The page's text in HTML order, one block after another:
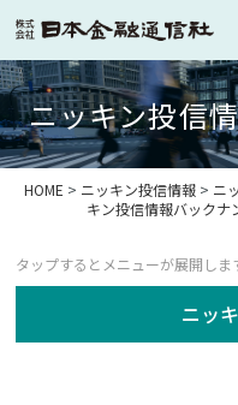
ニッキン投信
HOME > ニッキン投信情報> ニ
キン投信情報バックナ
ニッ